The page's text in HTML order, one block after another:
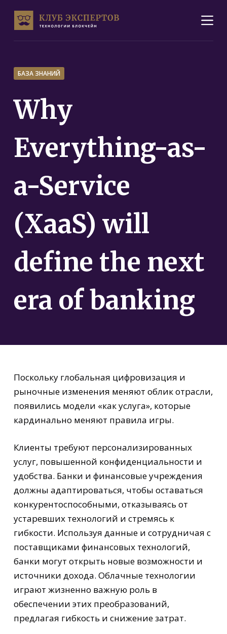
П
р
й
т
и
БАЗА ЗНАНИЙ
Why
Everything-as-
a-Service
(XaaS) will
define the next
era of banking
Поскольку глобальная цифровизация и
рыночные изменения меняют облик отрасли,
появились модели «как услуга», которые
кардинально меняют правила игры.
Клиенты требуют персонализированных
услуг, повышенной конфиденциальности и
удобства. Банки и финансовые учреждения
должны адаптироваться, чтобы оставаться
конкурентоспособными, отказываясь от
устаревших технологий и стремясь к
гибкости. Используя данные и сотрудничая с
поставщиками финансовых технологий,
банки могут открыть новые возможности и
источники дохода. Облачные технологии
играют жизненно важную роль в
обеспечении этих преобразований,
предлагая гибкость и снижение затрат.